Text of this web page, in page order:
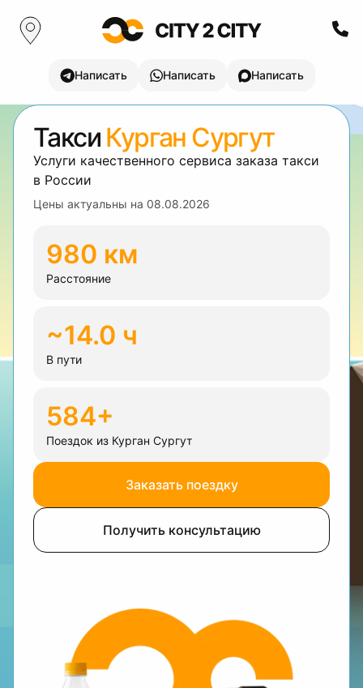
Написать Написать Написать
Такси Курган Сургут
Услуги качественного сервиса заказа такси
в России
Цены актуальны на 08.08.2026
980 км
Расстояние
~14.0 ч
В пути
584+
Поездок из Курган Сургут
Заказать поездку
Получить консультацию